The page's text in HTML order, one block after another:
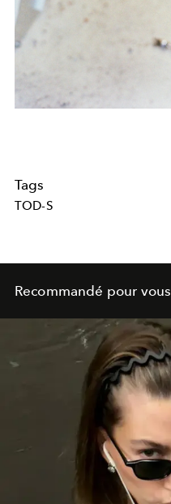
Tags
TOD-S
Recommandé pour vous